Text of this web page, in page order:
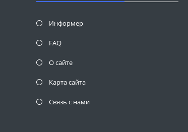
Информер
FAQ
О сайте
Карта сайта
Связь с нами